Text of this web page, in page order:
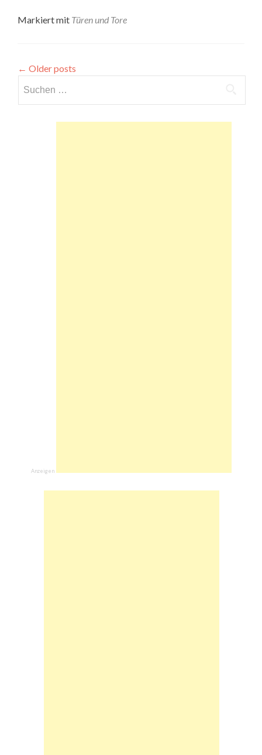
Markiert mit Türen und Tore
← Older posts
nach:
Anzeigen